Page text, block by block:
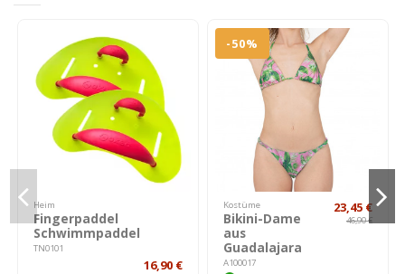
Heim
Fingerpaddel
Schwimmpaddel
TN0101
16,90 €
-50%
Kostüme
Bikini-Dame
aus
Guadalajara
A100017
23,45 €
46,90 €